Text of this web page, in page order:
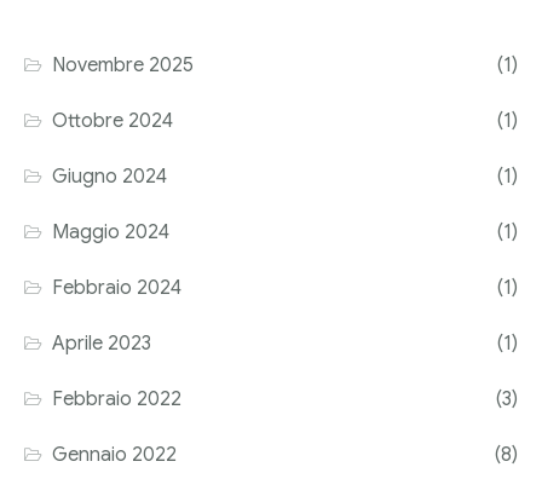
Contatti
Novembre 2025 (1)
Ottobre 2024 (1)
Giugno 2024 (1)
Maggio 2024 (1)
Febbraio 2024 (1)
Aprile 2023 (1)
Febbraio 2022 (3)
Gennaio 2022 (8)